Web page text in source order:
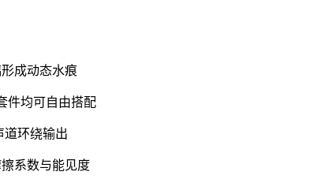
成动态水痕
件均可自由搭配
道环绕输出
系数与能见度